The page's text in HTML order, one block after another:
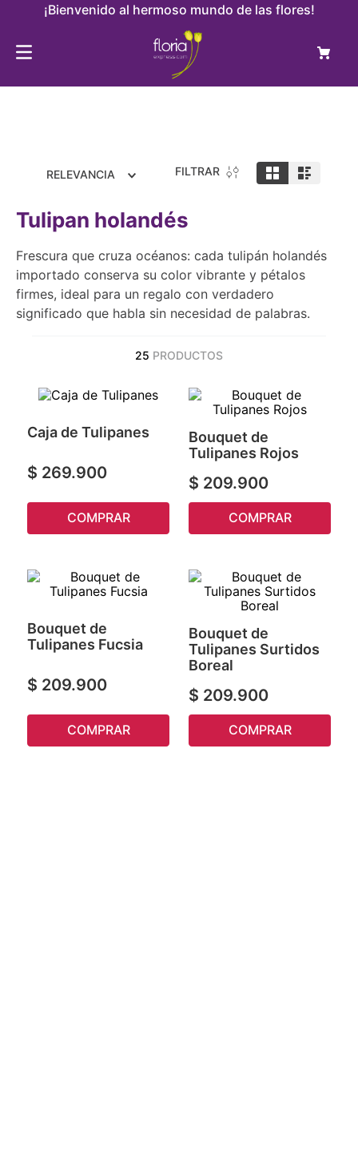
¡Bienvenido al hermoso mundo de las flores!
RELEVANCIA FILTRAR
Tulipan holandés
Frescura que cruza océanos: cada tulipán holandés
importado conserva su color vibrante y pétalos
firmes, ideal para un regalo con verdadero
significado que habla sin necesidad de palabras.
25 PRODUCTOS
Caja de Tulipanes
$ 269.900
COMPRAR
Bouquet de
Tulipanes Rojos
$ 209.900
COMPRAR
Bouquet de
Tulipanes Fucsia
$ 209.900
COMPRAR
Bouquet de
Tulipanes Surtidos
Boreal
$ 209.900
COMPRAR